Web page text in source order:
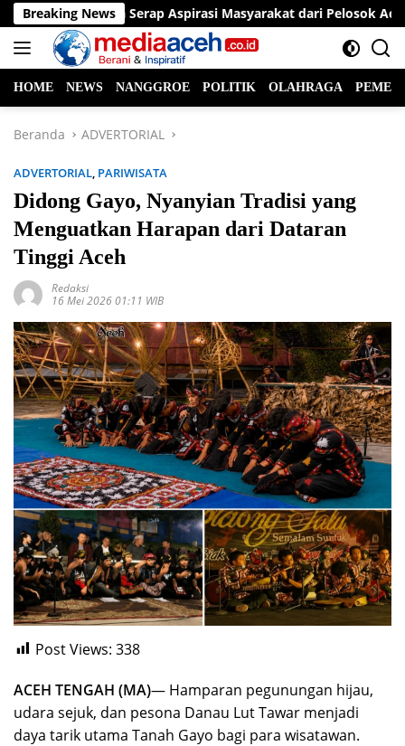
Langsung
ke
konten
Breaking News
Ayah Wa Serap Aspirasi Masyarakat dari Pelosok Aceh Utara
HOME NEWS NANGGROE POLITIK OLAHRAGA
Beranda ADVERTORIAL
ADVERTORIAL, PARIWISATA
Didong Gayo, Nyanyian Tradisi yang
Menguatkan Harapan dari Dataran
Tinggi Aceh
Redaksi
16 Mei 2026 01:11 WIB
Post Views: 338
ACEH TENGAH (MA)— Hamparan pegunungan hijau,
udara sejuk, dan pesona Danau Lut Tawar menjadi
daya tarik utama Tanah Gayo bagi para wisatawan.